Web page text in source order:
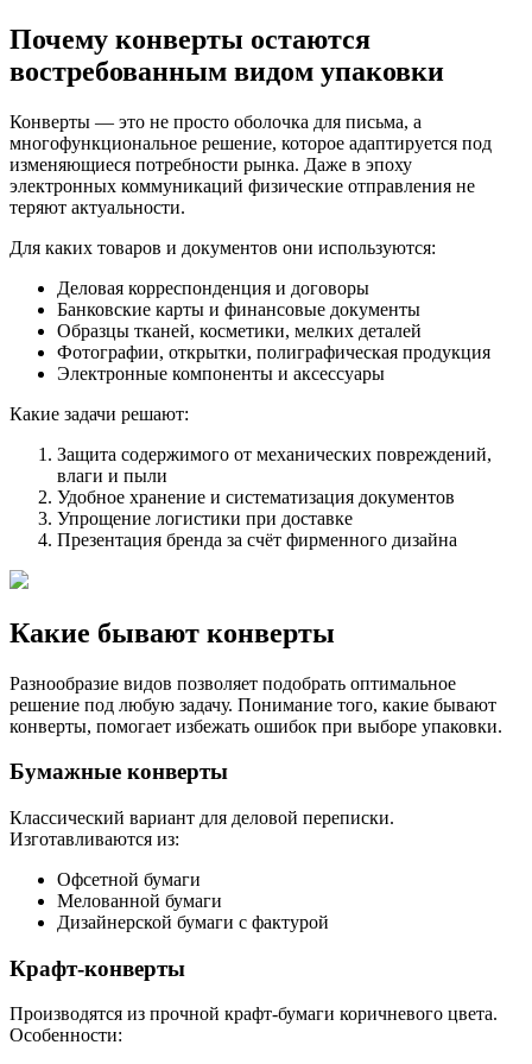
Почему конверты остаются
востребованным видом упаковки
Конверты — это не просто оболочка для письма, а
многофункциональное решение, которое адаптируется под
изменяющиеся потребности рынка. Даже в эпоху
электронных коммуникаций физические отправления не
теряют актуальности.
Для каких товаров и документов они используются:
Деловая корреспонденция и договоры
Банковские карты и финансовые документы
Образцы тканей, косметики, мелких деталей
Фотографии, открытки, полиграфическая продукция
Электронные компоненты и аксессуары
Какие задачи решают:
Защита содержимого от механических повреждений,
влаги и пыли
Удобное хранение и систематизация документов
Упрощение логистики при доставке
Презентация бренда за счёт фирменного дизайна
Какие бывают конверты
Разнообразие видов позволяет подобрать оптимальное
решение под любую задачу. Понимание того, какие бывают
конверты, помогает избежать ошибок при выборе упаковки.
Бумажные конверты
Классический вариант для деловой переписки.
Изготавливаются из:
Офсетной бумаги
Мелованной бумаги
Дизайнерской бумаги с фактурой
Крафт-конверты
Производятся из прочной крафт-бумаги коричневого цвета.
Особенности: